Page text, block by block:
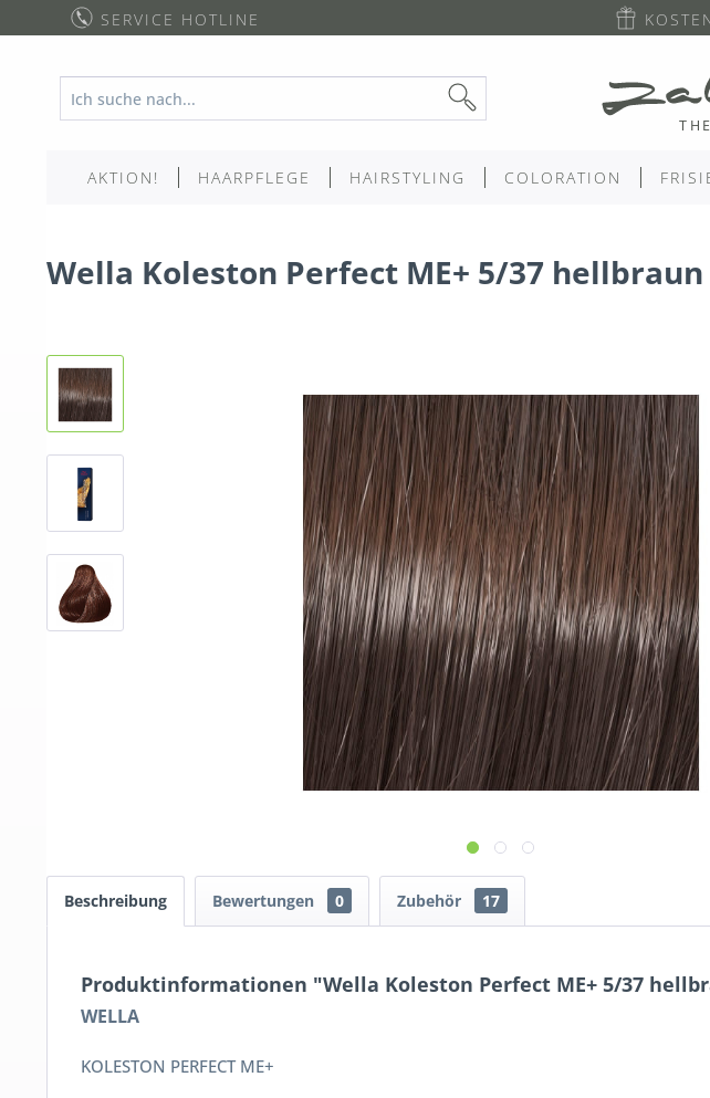
SERVICE HOTLINE
AKTION! HAARPFLEGE HAIRSTYLING COLORATION
Wella Koleston Perfect ME+ 5/37
Beschreibung Bewertungen 0 Zubehör 17
Produktinformationen "Wella Koleston Perfect ME+ 5/37
WELLA
KOLESTON PERFECT ME+